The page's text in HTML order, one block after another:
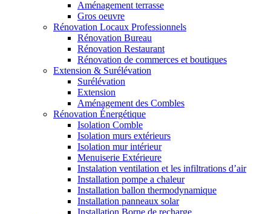
Aménagement terrasse
Gros oeuvre
Rénovation Locaux Professionnels
Rénovation Bureau
Rénovation Restaurant
Rénovation de commerces et boutiques
Extension & Surélévation
Surélévation
Extension
Aménagement des Combles
Rénovation Énergétique
Isolation Comble
Isolation murs extérieurs
Isolation mur intérieur
Menuiserie Extérieure
Instalation ventilation et les infiltrations d’air
Installation pompe a chaleur
Installation ballon thermodynamique
Installation panneaux solar
Installation Borne de recharge